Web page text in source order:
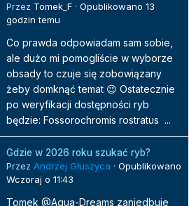
Przez Tomek_F · Opublikowano 13
godzin temu
Co prawda odpowiadam sam sobie,
ale dużo mi pomogliście w wyborze
obsady to czuje się zobowiązany
żeby domknąć temat 😉 Ostatecznie
po weryfikacji dostępności ryb
będzie: Fossorochromis rostratus ...
Gdzie w 2026 roku szukać ryb?
Przez Andrzej Głuszyca · Opublikowano
Wczoraj o 11:43
Tomek @Aqua-Dreams zaniedbuje